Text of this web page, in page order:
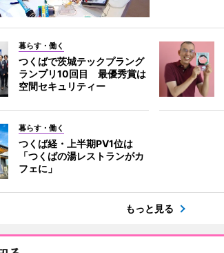
暮らす・働く
つくばで茨城テックプラング
ランプリ10回目 最優秀賞は
空間セキュリティー
暮らす・働く
つくば経・上半期PV1位は
「つくばの湯レストランがカ
フェに」
もっと見る